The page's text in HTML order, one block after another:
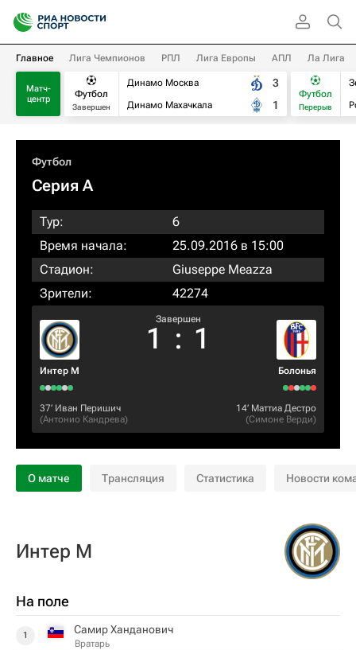
Главное Лига Чемпионов РПЛ Лига Европы АПЛ Ла Лига
Матч-
центр
Футбол
Завершен
Динамо Москва
Динамо Махачкала
3
1
Футбол
Перерыв
Футбол
Серия А
Тур:
6
Время начала:
25.09.2016 в 15:00
Стадион:
Giuseppe Meazza
Зрители:
42274
Интер М
Завершен
1 : 1
Болонья
37‎’‎ Иван Перишич
(Антонио Кандрева)
14‎’‎ Маттиа Дестро
(Симоне Верди)
О матче Трансляция Статистика Новости
Интер М
На поле
1 Самир Ханданович
Вратарь